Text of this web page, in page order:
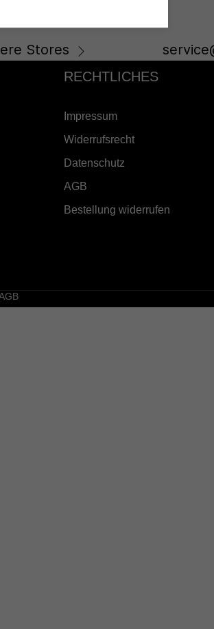
Stores
RECHTLICHES
Impressum
Widerrufsrecht
Datenschutz
AGB
Bestellung widerrufen